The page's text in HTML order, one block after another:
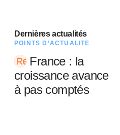
Dernières actualités
POINTS D’ACTUALITÉ
France : la
croissance avance
à pas comptés